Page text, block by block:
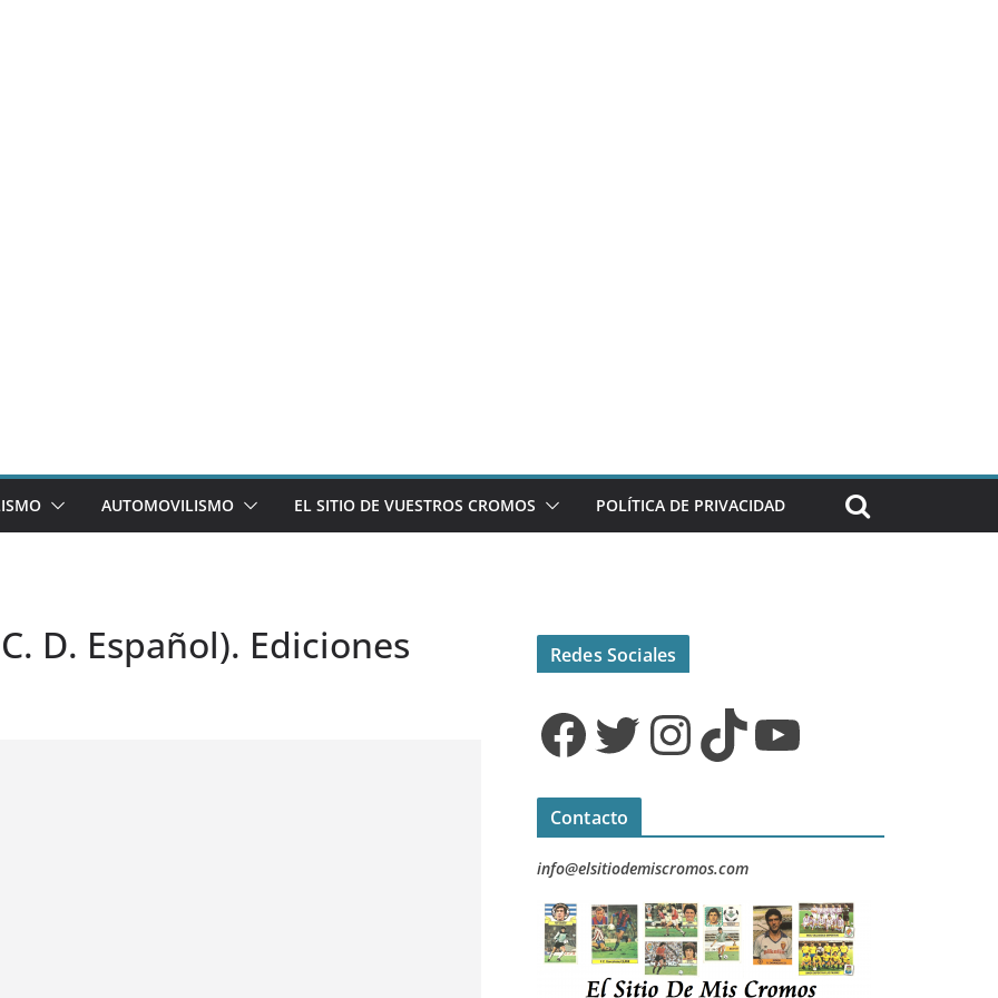
AUTOMOVILISMO EL SITIO DE VUESTROS CROMOS POLÍTICA DE PRIVACIDAD
D. Español). Ediciones
Redes Sociales
Facebook Twitter InstagramTikTok YouTube
Contacto
info@elsitiodemiscromos.com